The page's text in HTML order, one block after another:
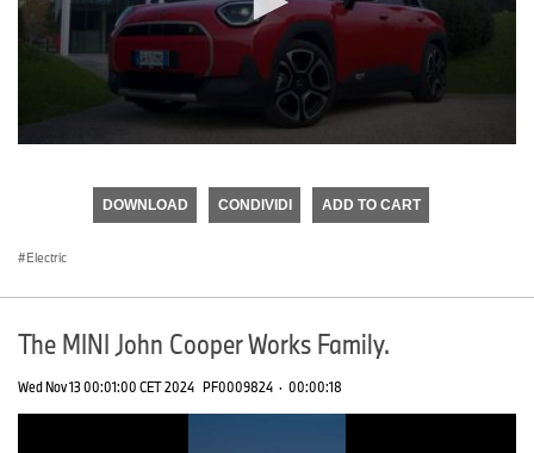
DOWNLOAD CONDIVIDI ADD TO CART
Electric
The MINI John Cooper Works Family.
Wed Nov 13 00:01:00 CET 2024 PF0009824 · 00:00:18